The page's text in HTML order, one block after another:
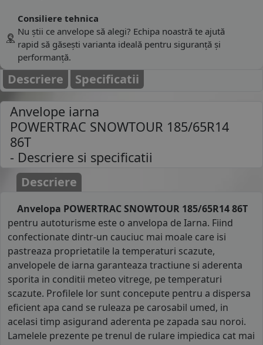
Consiliere tehnica
Nu știi ce anvelope să alegi? Echipa noastră te ajută
rapid să găsești varianta ideală pentru siguranță și
performanță.
Descriere Specificatii
Anvelope iarna
POWERTRAC SNOWTOUR 185/65R14
86T
- Descriere si specificatii
Descriere
Anvelopa POWERTRAC SNOWTOUR 185/65R14 86T
pentru autoturisme este o anvelopa de Iarna. Fiind
confectionate dintr-un cauciuc mai moale care isi
pastreaza proprietatile la temperaturi scazute,
anvelopele de iarna garanteaza tractiune si aderenta
sporita in conditii meteo vitrege, pe temperaturi
scazute. Profilele lor sunt concepute pentru a dispersa
eficient apa cand se ruleaza pe carosabil umed, in
acelasi timp asigurand aderenta pe zapada sau noroi.
Lamelele prezente pe trenul de rulare impiedica cat mai